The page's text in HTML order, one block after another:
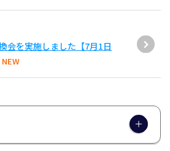
会を実施しました【7月1日
NEW